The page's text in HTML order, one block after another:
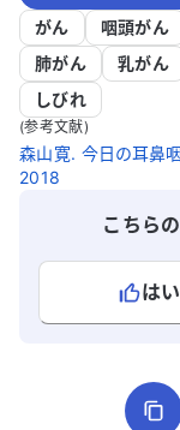
がん 咽頭がん
肺がん
乳がん
しびれ
(参考文献)
森山寛. 今日の耳鼻
2018
こちら
はい